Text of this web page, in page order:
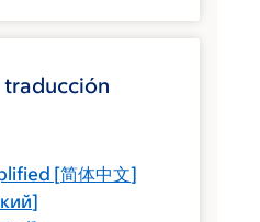
traducción
[简体中文]
]